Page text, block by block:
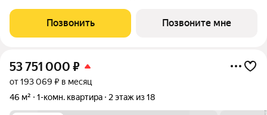
районе, в 300 м от Нескучного сада. Главная особенность
проекта - 5 башен, в
Позвонить Позвоните мне
53 751 000 ₽
от 193 069 ₽ в месяц
46 м²
1-комн. квартира 2 этаж из 18